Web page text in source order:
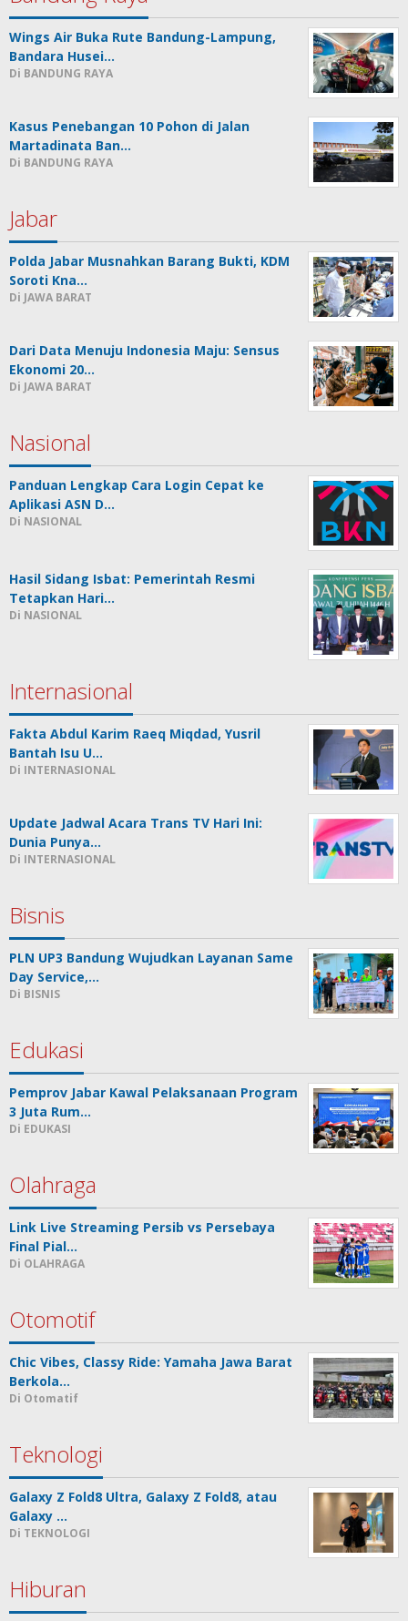
Wings Air Buka Rute Bandung-Lampung,
Bandara Husei…
Di BANDUNG RAYA
Kasus Penebangan 10 Pohon di Jalan
Martadinata Ban…
Di BANDUNG RAYA
Jabar
Polda Jabar Musnahkan Barang Bukti, KDM
Soroti Kna…
Di JAWA BARAT
Dari Data Menuju Indonesia Maju: Sensus
Ekonomi 20…
Di JAWA BARAT
Nasional
Panduan Lengkap Cara Login Cepat ke
Aplikasi ASN D…
Di NASIONAL
Hasil Sidang Isbat: Pemerintah Resmi
Tetapkan Hari…
Di NASIONAL
Internasional
Fakta Abdul Karim Raeq Miqdad, Yusril
Bantah Isu U…
Di INTERNASIONAL
Update Jadwal Acara Trans TV Hari Ini:
Dunia Punya…
Di INTERNASIONAL
Bisnis
PLN UP3 Bandung Wujudkan Layanan Same
Day Service,…
Di BISNIS
Edukasi
Pemprov Jabar Kawal Pelaksanaan Program
3 Juta Rum…
Di EDUKASI
Olahraga
Link Live Streaming Persib vs Persebaya
Final Pial…
Di OLAHRAGA
Otomotif
Chic Vibes, Classy Ride: Yamaha Jawa Barat
Berkola…
Di Otomatif
Teknologi
Galaxy Z Fold8 Ultra, Galaxy Z Fold8, atau
Galaxy …
Di TEKNOLOGI
Hiburan